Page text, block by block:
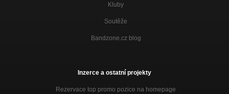
Kluby
Soutěže
Bandzone.cz blog
Inzerce a ostatní projekty
Rezervace top promo pozice na homepage